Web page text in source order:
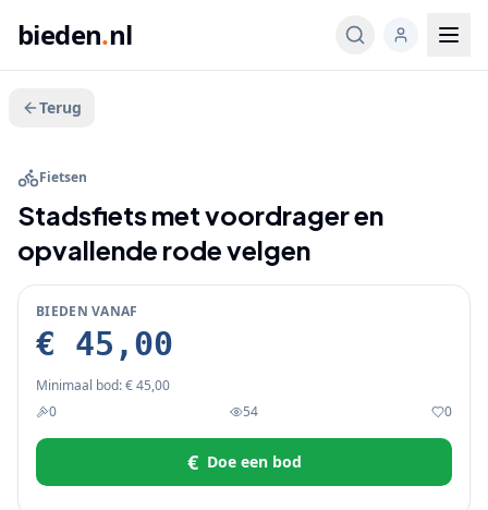
bieden.nl
Terug
BIEDEN
Fietsen
Stadsfiets met voordrager en
opvallende rode velgen
BIEDEN VANAF
€ 45,00
Minimaal bod:€ 45,00
0
54 0
€ Doe een bod